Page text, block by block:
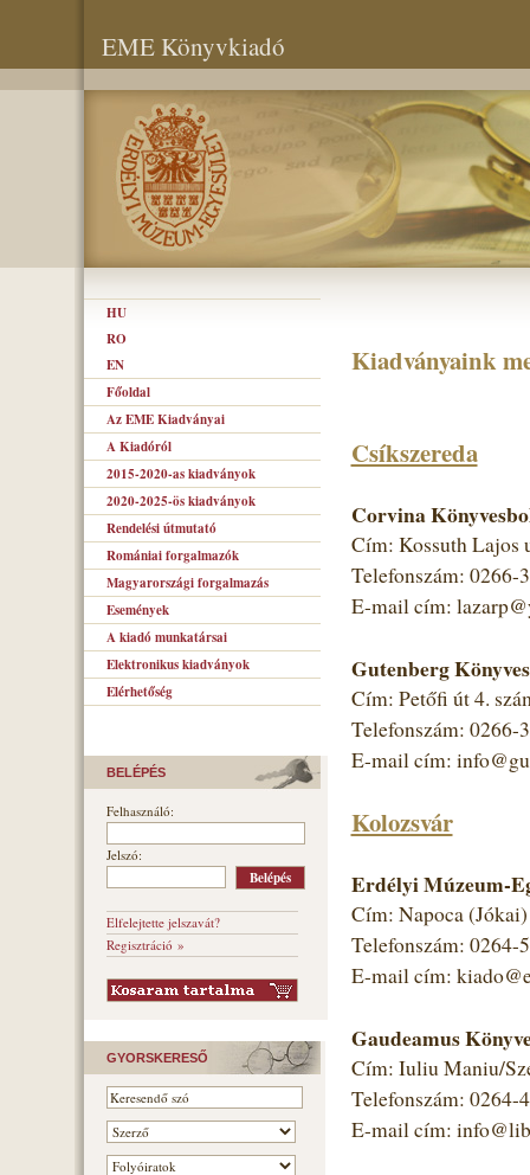
EME Könyvkiadó
HU
RO
EN
Főoldal
Az EME Kiadványai
A Kiadóról
2015-2020-as kiadványok
2020-2025-ös kiadványok
Rendelési útmutató
Romániai forgalmazók
Magyarországi forgalmazás
Események
A kiadó munkatársai
Elektronikus kiadványok
Elérhetőség
BELÉPÉS
Felhasználó:
Jelszó:
Elfelejtette jelszavát?
Regisztráció »
GYORSKERESŐ
Kiadványaink
Csíkszereda
Corvina
Cím: Kossuth Lajos
Telefonszám: 0266-
E-mail cím:
Gutenberg
Cím: Petőfi út 4.
Telefonszám: 0266-
E-mail cím:
Kolozsvár
Erdélyi Múzeum-
Cím: Napoca
Telefonszám: 0264-
E-mail cím:
Gaudeamus
Cím: Iuliu Maniu/
Telefonszám: 0264-
E-mail cím: